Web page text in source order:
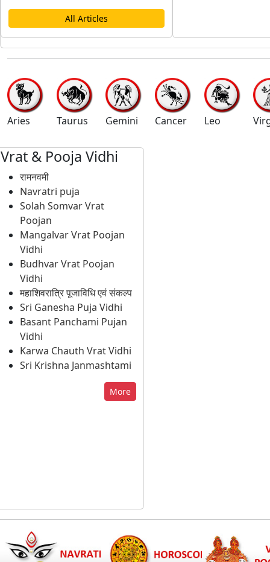
All Articles
Aries Taurus Gemini Cancer Leo
Vrat & Pooja Vidhi
रामनवमी
Navratri puja
Solah Somvar Vrat
Poojan
Mangalvar Vrat Poojan
Vidhi
Budhvar Vrat Poojan
Vidhi
महाशिवरात्रि पूजाविधि एवं संकल्प
Sri Ganesha Puja Vidhi
Basant Panchami Pujan
Vidhi
Karwa Chauth Vrat Vidhi
Sri Krishna Janmashtami
More